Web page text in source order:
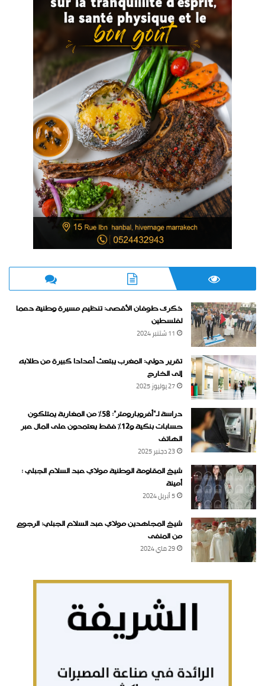
ذكرى طوفان الأقصى: تنظيم مسيرة وطنية دعما
لفلسطين
11 شتنبر 2024
تقرير دولي: المغرب يبتعث أعدادا كبيرة من طلابه
إلى الخارج
27 يوليوز 2025
دراسة لـ“أفروبارومتر”: 58٪ من المغاربة يمتلكون
حسابات بنكية و12٪ فقط يعتمدون على المال عبر
الهاتف
23 دجنبر 2025
شيخ المقاومة الوطنية مولاي عبد السلام الجبلي :
أمينة
5 أبريل 2024
شيخ المجاهدين مولاي عبد السلام الجبلي: الرجوع
من المنفى
29 ماي 2024